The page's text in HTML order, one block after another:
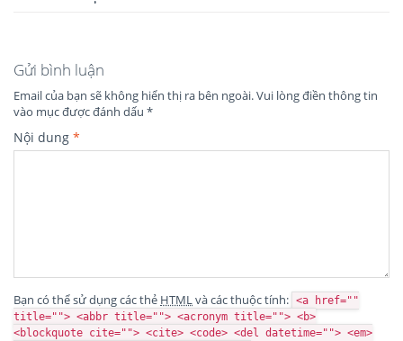
Gửi bình luận
Email của bạn sẽ không hiển thị ra bên ngoài.Vui lòng điền thông tin
vào mục được đánh dấu *
Nội dung *
Bạn có thể sử dụng các thẻ HTMLvà các thuộc tính: <a href=""
title=""> <abbr title=""> <acronym title=""> <b>
<blockquote cite=""> <cite> <code> <del datetime=""> <em>